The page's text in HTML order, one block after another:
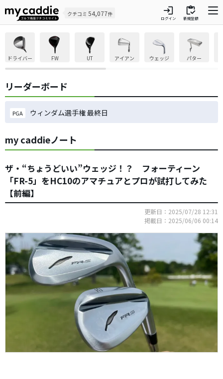
クチコミ 54,077件 login
ログイン
inventory
新規登録
ドライバー FW UT アイアン ウェッジ パター
リーダーボード
PGA ウィンダム選手権 最終日
my caddieノート
ザ・“ちょうどいい”ウェッジ！？ フォーティーン
「FR-5」をHC10のアマチュアとプロが試打してみた
【前編】
更新日：2025/07/28 12:31
掲載日：2025/06/06 00:14